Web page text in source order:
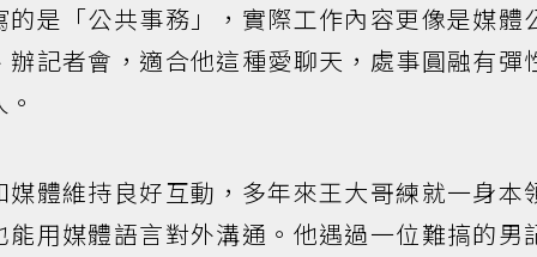
的是「公共事務」，實際工作內容更像是媒
辦記者會，適合他這種愛聊天，處事圓融有彈
媒體維持良好互動，多年來王大哥練就一身本
能用媒體語言對外溝通。他遇過一位難搞的